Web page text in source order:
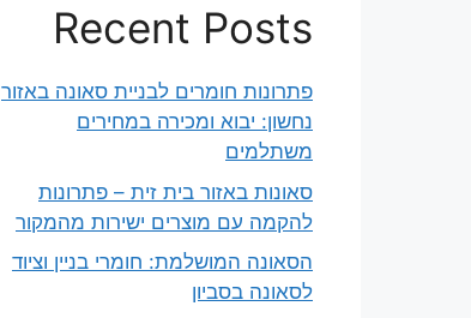
Recent Posts
פתרונות חומרים לבניית סאונה באזור
נחשון: יבוא ומכירה במחירים
משתלמים
סאונות באזור בית זית – פתרונות
להקמה עם מוצרים ישירות מהמקור
הסאונה המושלמת: חומרי בניין וציוד
לסאונה בסביון